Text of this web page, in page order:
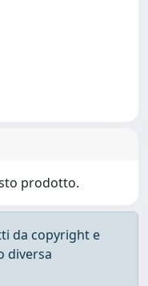
prodotto.
da copyright e
diversa